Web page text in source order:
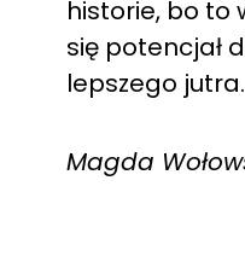
historie, bo to
się potencjał
lepszego jutra.
Magda